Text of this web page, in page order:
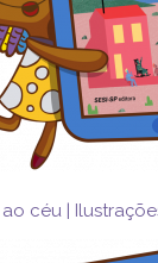
céu |